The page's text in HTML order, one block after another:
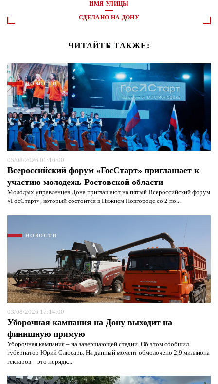
ИМЯ УЛИЦЫ
СДЕЛАНО НА ДОНУ
ЧИТАЙТЕ ТАКЖЕ:
НОВОСТИ
05/08/2026 01:10:00
Всероссийский форум «ГосСтарт» приглашает к
участию молодежь Ростовской области
Молодых управленцев Дона приглашают на пятый Всероссийский форум
«ГосСтарт», который состоится в Нижнем Новгороде со 2 по...
НОВОСТИ
03/08/2026 17:14:00
Уборочная кампания на Дону выходит на
финишную прямую
Уборочная кампания – на завершающей стадии. Об этом сообщил
губернатор Юрий Слюсарь. На данный момент обмолочено 2,9 миллиона
гектаров – это порядк...